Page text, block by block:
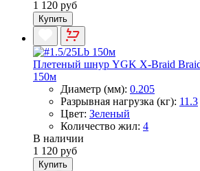
1 120 руб
Купить
Плетеный шнур YGK X-Braid
150м
Диаметр (мм): 0.205
Разрывная нагрузка (кг): 11.3
Цвет: Зеленый
Количество жил: 4
В наличии
1 120 руб
Купить